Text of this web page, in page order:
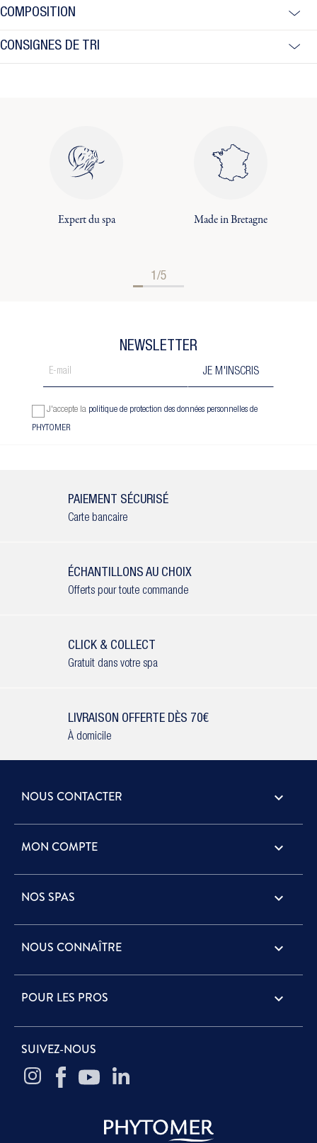
COMPOSITION
CONSIGNES DE TRI
Expert du spa Made in Bretagne
1/5
NEWSLETTER
J'accepte la politique de protection des données personnelles de
PHYTOMER
PAIEMENT SÉCURISÉ
Carte bancaire
ÉCHANTILLONS AU CHOIX
Offerts pour toute commande
CLICK & COLLECT
Gratuit dans votre spa
LIVRAISON OFFERTE DÈS 70€
À domicile
NOUS CONTACTER keyboard_arrow_down
MON COMPTE 
NOS SPAS 
NOUS CONNAÎTRE 
POUR LES PROS 
SUIVEZ-NOUS